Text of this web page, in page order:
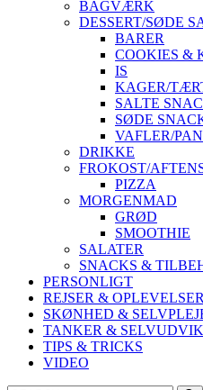
BAGVÆRK
DESSERT/SØDE
BARER
COOKIES &
IS
KAGER/
SALTE
SØDE
VAFLER/
DRIKKE
FROKOST/
PIZZA
MORGENMAD
GRØD
SMOOTHIE
SALATER
SNACKS &
PERSONLIGT
REJSER & OPLEVELSER
SKØNHED &
TANKER &
TIPS & TRICKS
VIDEO